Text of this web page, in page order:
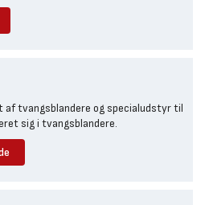
af tvangsblandere og specialudstyr til
sig i tvangsblandere.